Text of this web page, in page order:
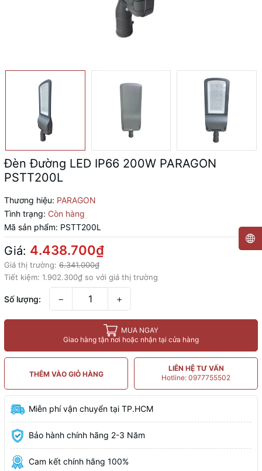
Đèn Đường LED IP66 200W PARAGON
PSTT200L
Thương hiệu: PARAGON
Tình trạng: Còn hàng
Mã sản phẩm: PSTT200L
Giá: 4.438.700₫
Giá thị trường: 6.341.000₫
Tiết kiệm: 1.902.300₫ so với giá thị trường
Số lượng: − +
MUA NGAY
Giao hàng tận nơi hoặc nhận tại cửa hàng
THÊM VÀO GIỎ HÀNG
LIÊN HỆ TƯ VẤN
Hotline: 0977755502
Miễn phí vận chuyển tại TP.HCM
Bảo hành chính hãng 2-3 Năm
Cam kết chính hãng 100%